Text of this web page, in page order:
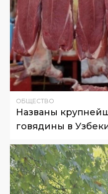
ОБЩЕСТВО
Названы
говядины в